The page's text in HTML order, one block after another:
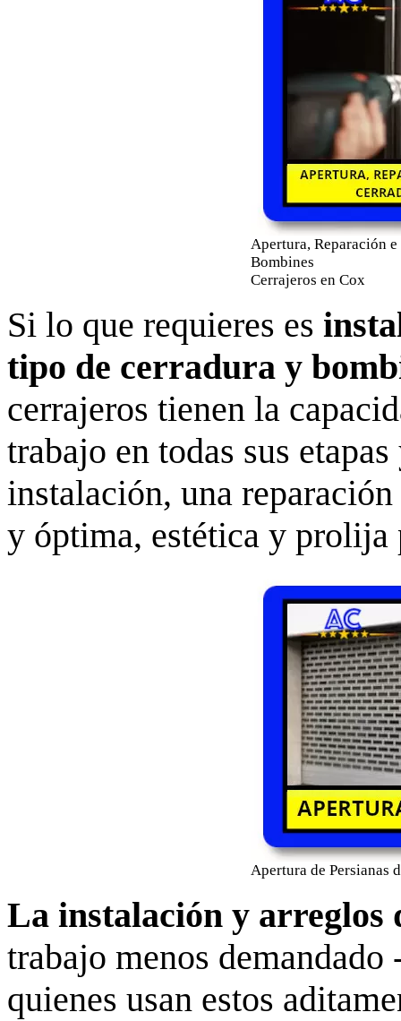
Apertura, Reparación
Bombines
Cerrajeros en Cox
Si lo que requieres es
tipo de cerradura y
cerrajeros tienen la
trabajo en todas sus
instalación, una
y óptima, estética y prolija
Apertura de Persianas
La instalación y arreglos
trabajo menos demandado
quienes usan estos